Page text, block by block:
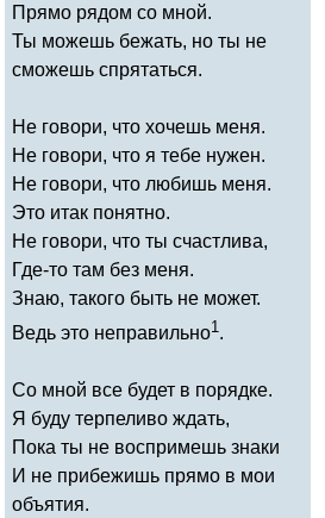
Прямо рядом со мной.
Ты можешь бежать, но ты не
сможешь спрятаться.
Не говори, что хочешь меня.
Не говори, что я тебе нужен.
Не говори, что любишь меня.
Это итак понятно.
Не говори, что ты счастлива,
Где-то там без меня.
Знаю, такого быть не может.
Ведь это неправильно1 .
Со мной все будет в порядке.
Я буду терпеливо ждать,
Пока ты не воспримешь знаки
И не прибежишь прямо в мои
объятия.